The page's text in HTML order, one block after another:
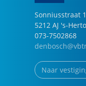
Sonniusstraat 1
5212 AJ 's-
073-7502868
Naar